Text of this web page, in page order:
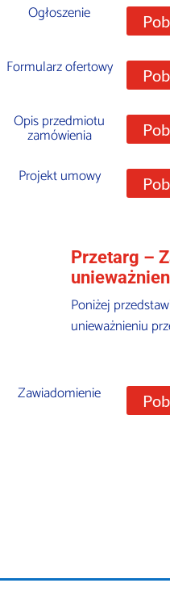
Ogłoszenie
Formularz ofertowy
Opis przedmiotu
zamówienia
Projekt umowy
Przetarg –
Poniżej
unieważnieniu
Zawiadomienie